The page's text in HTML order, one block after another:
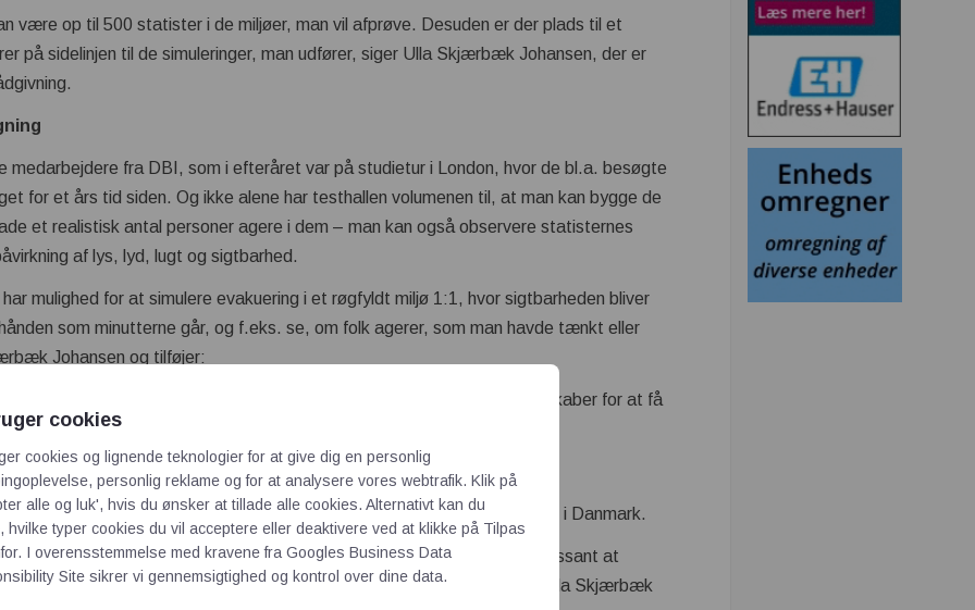
være op til 500 statister i de miljøer, man vil afprøve. Desuden er der plads til et
på sidelinjen til de simuleringer, man udfører, siger Ulla Skjærbæk Johansen, der er
medarbejdere fra DBI, som i efteråret var på studietur i London, hvor de bl.a. besøgte
for et års tid siden. Og ikke alene har testhallen volumenen til, at man kan bygge de
et realistisk antal personer agere i dem – man kan også observere statisternes
af lys, lyd, lugt og sigtbarhed.
mulighed for at simulere evakuering i et røgfyldt miljø 1:1, hvor sigtbarheden bliver
som minutterne går, og f.eks. se, om folk agerer, som man havde tænkt eller
Johansen og tilføjer:
så ekstraordinær, at de kommer fra Hollywood-produktionsselskaber for at få
brandtest i fuld skala, men en simuleringshal som UCL Pearl findes ikke i Danmark.
digitale værktøjer til simulering af evakuering. Men det kunne være interessant at
af evakueringer med adfærdspsykologiske studier i fuld skala, siger Ulla Skjærbæk
cookies
cookies og lignende teknologier for at give dig en personlig
personlig reklame og for at analysere vores webtrafik. Klik på
alle og luk', hvis du ønsker at tillade alle cookies. Alternativt kan du
hvilke typer cookies du vil acceptere eller deaktivere ved at klikke på Tilpas
I overensstemmelse med kravene fra Googles Business Data
Site sikrer vi gennemsigtighed og kontrol over dine data.